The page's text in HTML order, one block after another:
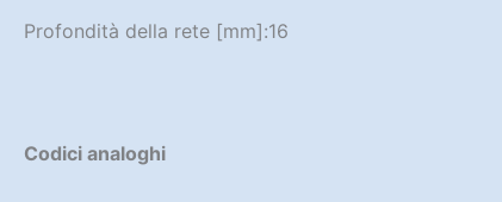
Profondità della rete [mm]:16
Codici analoghi